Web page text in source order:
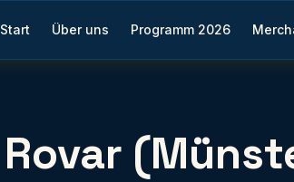
Start Über uns Programm 2026
Rovar